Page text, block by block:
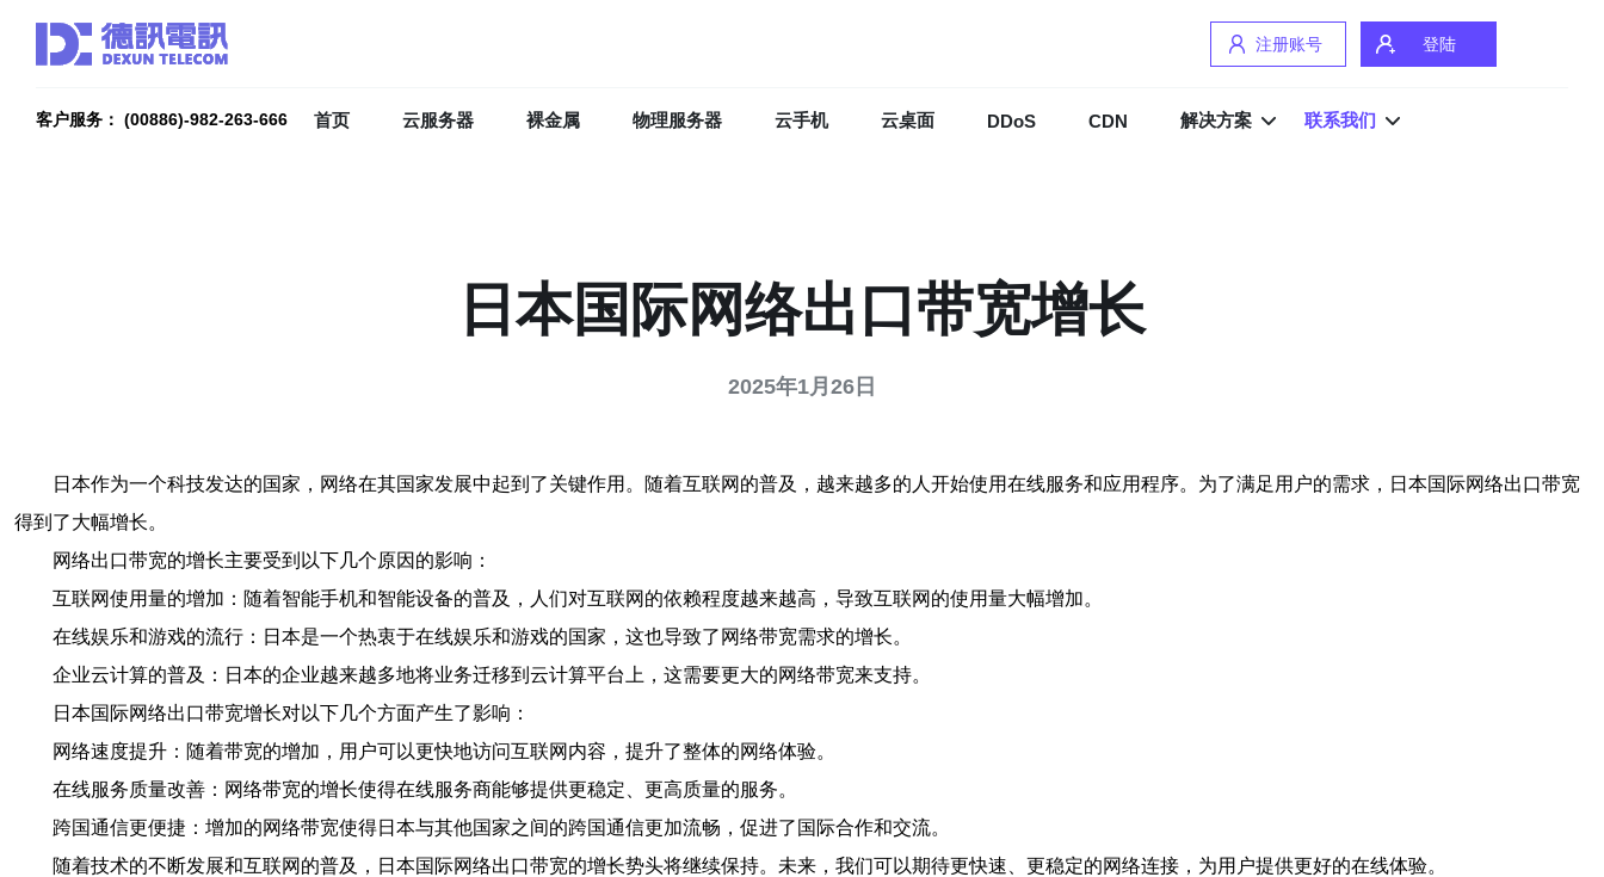
注册账号 登陆
客户服务： (00886)-982-263-666 首页 云服务器 裸金属 物理服务器 云手机 云桌面 DDoS CDN 解决方案 联系我们
日本国际网络出口带宽增长
2025年1月26日
日本作为一个科技发达的国家，网络在其国家发展中起到了关键作用。随着互联网的普及，越来越多的人开始使用在线服务和应用程序。为了满足用户的需求，日本国际网络出口带宽
得到了大幅增长。
网络出口带宽的增长主要受到以下几个原因的影响：
互联网使用量的增加：随着智能手机和智能设备的普及，人们对互联网的依赖程度越来越高，导致互联网的使用量大幅增加。
在线娱乐和游戏的流行：日本是一个热衷于在线娱乐和游戏的国家，这也导致了网络带宽需求的增长。
企业云计算的普及：日本的企业越来越多地将业务迁移到云计算平台上，这需要更大的网络带宽来支持。
日本国际网络出口带宽增长对以下几个方面产生了影响：
网络速度提升：随着带宽的增加，用户可以更快地访问互联网内容，提升了整体的网络体验。
在线服务质量改善：网络带宽的增长使得在线服务商能够提供更稳定、更高质量的服务。
跨国通信更便捷：增加的网络带宽使得日本与其他国家之间的跨国通信更加流畅，促进了国际合作和交流。
随着技术的不断发展和互联网的普及，日本国际网络出口带宽的增长势头将继续保持。未来，我们可以期待更快速、更稳定的网络连接，为用户提供更好的在线体验。